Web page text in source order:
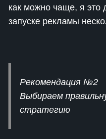
как можно чаще, я это
запуске рекламы
Рекомендация №2
Выбираем
стратегию